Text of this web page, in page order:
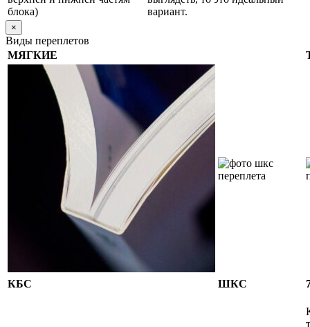
блока)
вариант.
×
Виды переплетов
МЯГКИЕ
КБС ШКС